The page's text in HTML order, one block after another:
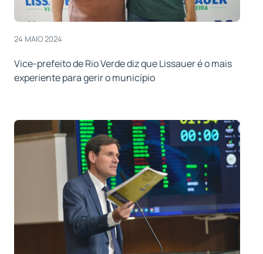
24 MAIO 2024
Vice-prefeito de Rio Verde diz que Lissauer é o mais
experiente para gerir o município